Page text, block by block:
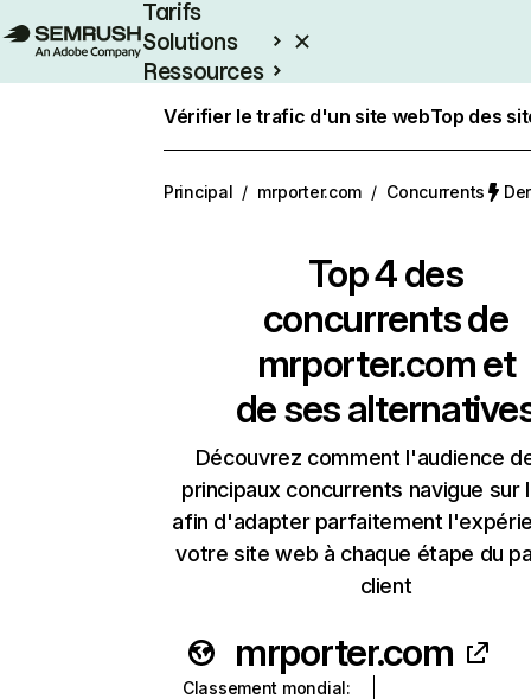
Tarifs
Solutions
Ressources
Vérifier le trafic d'un site webTop des
Principal / mrporter.com / Concurrents
Top 4 des
concurrents de
mrporter.com et
de ses
Découvrez comment l'audience
principaux concurrents navigue sur
afin d'adapter parfaitement
votre site web à chaque étape du
client
mrporter.com
Classement mondial: